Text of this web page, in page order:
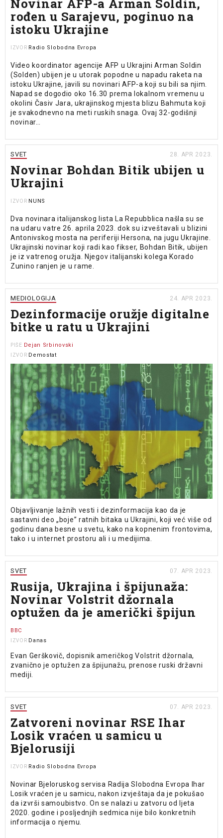
Novinar AFP-a Arman Soldin,
rođen u Sarajevu, poginuo na
istoku Ukrajine
IZVOR Radio Slobodna Evropa
Video koordinator agencije AFP u Ukrajini Arman Soldin
(Solden) ubijen je u utorak popodne u napadu raketa na
istoku Ukrajine, javili su novinari AFP-a koji su bili sa njim.
Napad se dogodio oko 16.30 prema lokalnom vremenu u
okolini Časiv Jara, ukrajinskog mjesta blizu Bahmuta koji
je svakodnevno na meti ruskih snaga. Ovaj 32-godišnji
novinar…
SVET 28. APR 2023.
Novinar Bohdan Bitik ubijen u
Ukrajini
IZVOR NUNS
Dva novinara italijanskog lista La Repubblica našla su se
na udaru vatre 26. aprila 2023. dok su izveštavali u blizini
Antonivskog mosta na periferiji Hersona, na jugu Ukrajine.
Ukrajinski novinar koji radi kao fikser, Bohdan Bitik, ubijen
je iz vatrenog oružja. Njegov italijanski kolega Korado
Zunino ranjen je u rame.
MEDIOLOGIJA 24. APR 2023.
Dezinformacije oružje digitalne
bitke u ratu u Ukrajini
PIŠE Dejan Srbinovski
IZVOR Demostat
Objavljivanje lažnih vesti i dezinformacija kao da je
sastavni deo „boje” ratnih bitaka u Ukrajini, koji već više od
godinu dana besne u svetu, kako na kopnenim frontovima,
tako i u internet prostoru ali i u medijima.
SVET 07. APR 2023.
Rusija, Ukrajina i špijunaža:
Novinar Volstrit džornala
optužen da je američki špijun
BBC
IZVOR Danas
Evan Gerškovič, dopisnik američkog Volstrit džornala,
zvanično je optužen za špijunažu, prenose ruski državni
mediji.
SVET 07. APR 2023.
Zatvoreni novinar RSE Ihar
Losik vraćen u samicu u
Bjelorusiji
IZVOR Radio Slobodna Evropa
Novinar Bjeloruskog servisa Radija Slobodna Evropa Ihar
Losik vraćen je u samicu, nakon izvještaja da je pokušao
da izvrši samoubistvo. On se nalazi u zatvoru od ljeta
2020. godine i posljednjih sedmica nije bilo konkretnih
informacija o njemu.